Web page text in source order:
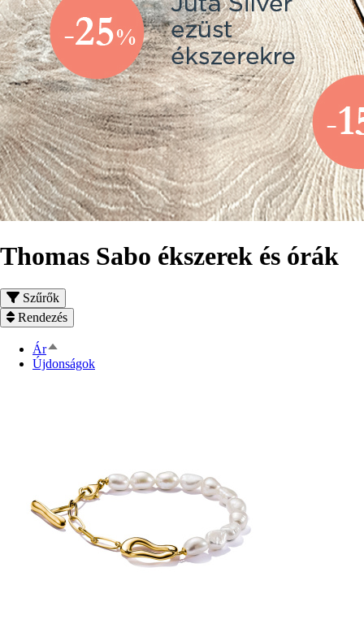
Thomas Sabo ékszerek és órák
Szűrők
Rendezés
ÁrCsökkenő
rendezés
Újdonságok